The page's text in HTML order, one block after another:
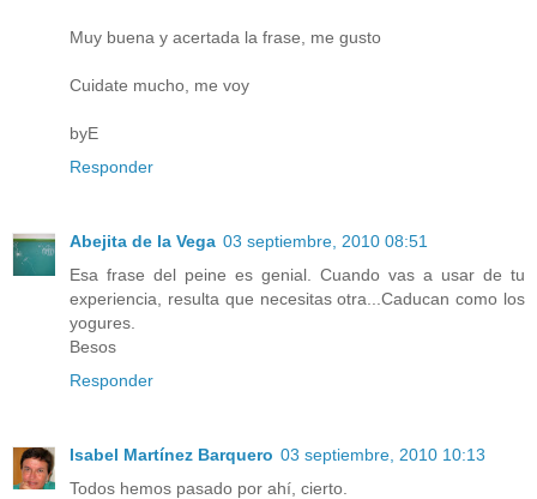
Muy buena y acertada la frase, me gusto
Cuidate mucho, me voy
byE
Responder
Abejita de la Vega 03 septiembre, 2010 08:51
Esa frase del peine es genial. Cuando vas a usar de tu
experiencia, resulta que necesitas otra...Caducan como los
yogures.
Besos
Responder
Isabel Martínez Barquero 03 septiembre, 2010 10:13
Todos hemos pasado por ahí, cierto.